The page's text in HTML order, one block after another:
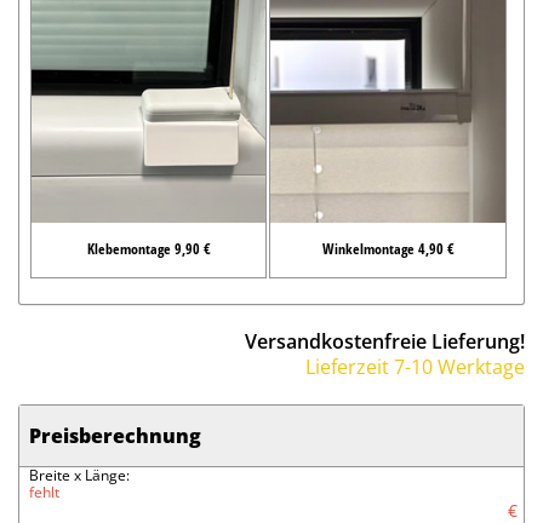
Klebemontage 9,90 € Winkelmontage 4,90 €
Versandkostenfreie Lieferung!
Lieferzeit 7-10 Werktage
Preisberechnung
Breite x Länge:
fehlt
€